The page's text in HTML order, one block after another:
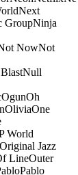
Next
GroupNinja
NowNot
Null
OgunOh
OliviaOne
World
Original Jazz
LineOuter
Pablo